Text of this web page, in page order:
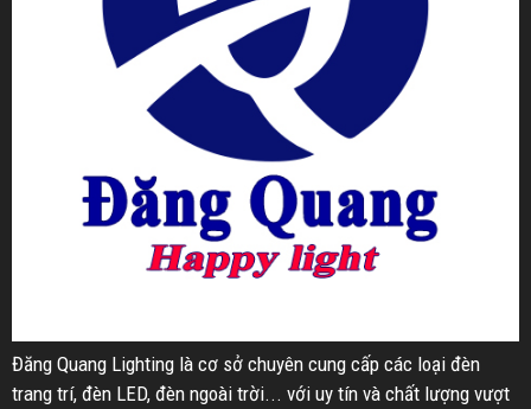
Đăng Quang Lighting là cơ sở chuyên cung cấp các loại đèn
trang trí, đèn LED, đèn ngoài trời... với uy tín và chất lượng vượt